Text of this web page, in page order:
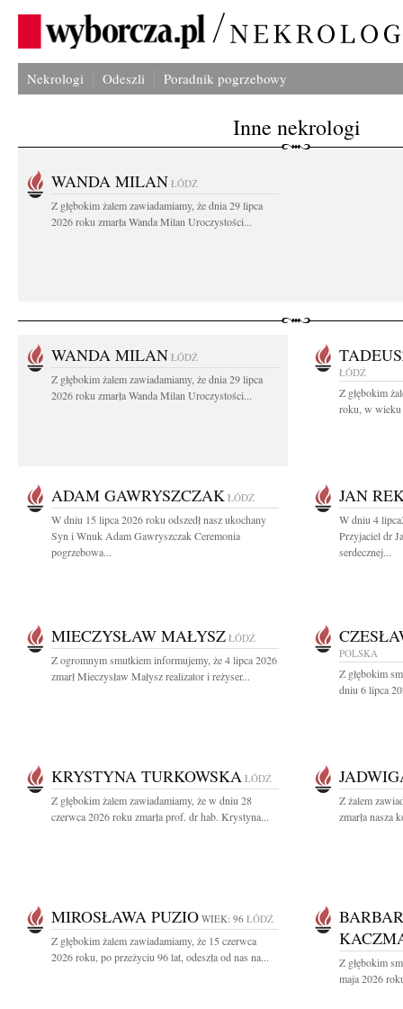
Nekrologi Odeszli Poradnik pogrzebowy
Inne nekrologi
WANDA MILAN ŁÓDŹ
Z głębokim żalem zawiadamiamy, że dnia 29 lipca
2026 roku zmarła Wanda Milan Uroczystości...
WANDA MILAN ŁÓDŹ
Z głębokim żalem zawiadamiamy, że dnia 29 lipca
2026 roku zmarła Wanda Milan Uroczystości...
ŁÓDŹ
Z głębokim
roku, w wieku
ADAM GAWRYSZCZAK ŁÓDŹ
W dniu 15 lipca 2026 roku odszedł nasz ukochany
Syn i Wnuk Adam Gawryszczak Ceremonia
pogrzebowa...
JAN
W dniu 4
Przyjaciel dr
serdecznej...
MIECZYSŁAW MAŁYSZ ŁÓDŹ
Z ogromnym smutkiem informujemy, że 4 lipca 2026
zmarł Mieczysław Małysz realizator i reżyser...
POLSKA
Z głębokim
dniu 6 lipca
KRYSTYNA TURKOWSKA ŁÓDŹ
Z głębokim żalem zawiadamiamy, że w dniu 28
czerwca 2026 roku zmarła prof. dr hab. Krystyna...
Z żalem
zmarła nasza
MIROSŁAWA PUZIO WIEK: 96 ŁÓDŹ
Z głębokim żalem zawiadamiamy, że 15 czerwca
2026 roku, po przeżyciu 96 lat, odeszła od nas na...
Z głębokim
maja 2026